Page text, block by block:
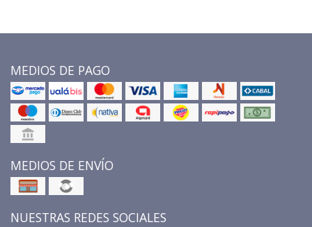
MEDIOS DE PAGO
MEDIOS DE ENVÍO
NUESTRAS REDES SOCIALES